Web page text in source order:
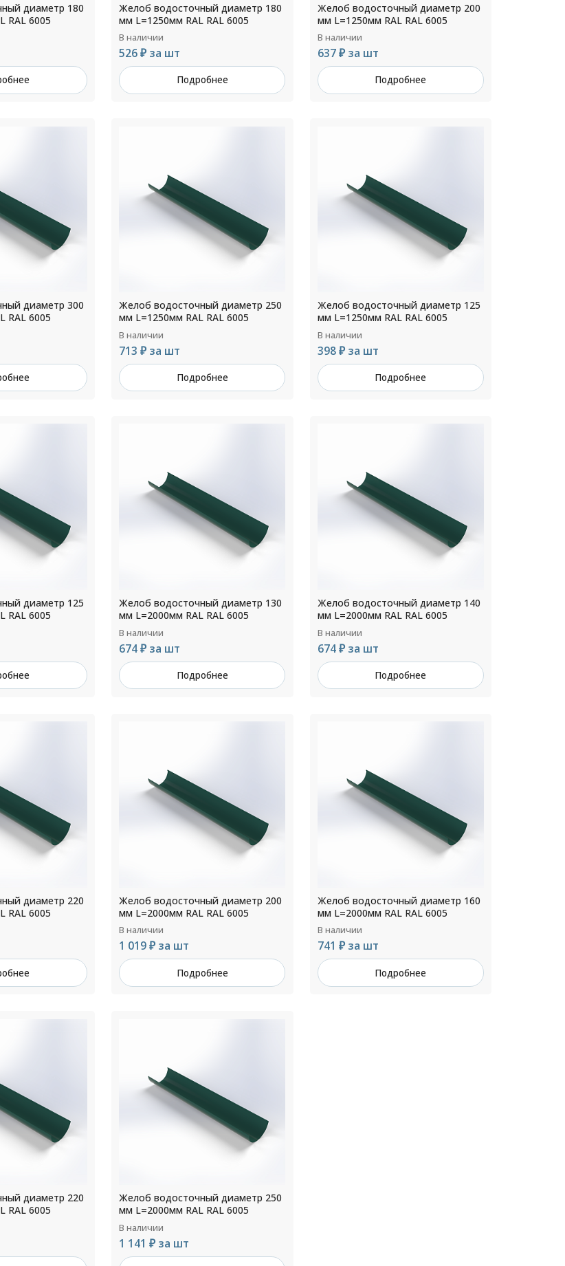
диаметр 180
RAL 6005
Желоб водосточный диаметр 180
мм L=1250мм RAL RAL 6005
В наличии
526 ₽ за шт
Подробнее
Желоб водосточный диаметр 200
мм L=1250мм RAL RAL 6005
В наличии
637 ₽ за шт
Подробнее
диаметр 300
RAL 6005
Желоб водосточный диаметр 250
мм L=1250мм RAL RAL 6005
В наличии
713 ₽ за шт
Подробнее
Желоб водосточный диаметр 125
мм L=1250мм RAL RAL 6005
В наличии
398 ₽ за шт
Подробнее
диаметр 125
RAL 6005
Желоб водосточный диаметр 130
мм L=2000мм RAL RAL 6005
В наличии
674 ₽ за шт
Подробнее
Желоб водосточный диаметр 140
мм L=2000мм RAL RAL 6005
В наличии
674 ₽ за шт
Подробнее
диаметр 220
RAL 6005
Желоб водосточный диаметр 200
мм L=2000мм RAL RAL 6005
В наличии
1 019 ₽ за шт
Подробнее
Желоб водосточный диаметр 160
мм L=2000мм RAL RAL 6005
В наличии
741 ₽ за шт
Подробнее
диаметр 220
RAL 6005
Желоб водосточный диаметр 250
мм L=2000мм RAL RAL 6005
В наличии
1 141 ₽ за шт